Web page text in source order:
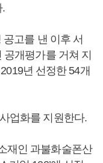
고를 낸 이후 서
공개평가를 거쳐 지
년 선정한 54개
업화를 지원한다.
재인 과불화술폰산